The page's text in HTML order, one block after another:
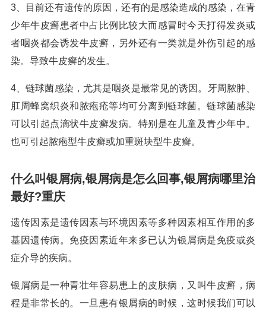
3、目前还有遗传的原因，还有的是感染造成的感染，在青
少年牛皮癣患者中占比例比较大而感冒时今天打得发炎或
者咽炎都会诱发牛皮癣，另外还有一类就是外伤引起的感
染。导致牛皮癣的发生。
4、链球菌感染，尤其是咽炎是最常见的诱因。牙周脓肿、
肛周蜂窝织炎和脓疱疮等均可分离到链球菌。链球菌感染
可以引起点滴状牛皮癣发病。特别是在儿童及青少年中。
也可引起脓疱型牛皮癣或加重斑块型牛皮癣。
什么叫银屑病,银屑病是怎么回事,银屑病哪里治
最好?重庆
遗传因素是遗传因素与环境因素等多种因素相互作用的多
基因遗传病。免疫因素近年来多已认为银屑病是免疫或炎
症介导的疾病。
银屑病是一种青壮年容易患上的皮肤病，又叫牛皮癣，病
程是非常长的。一旦患有银屑病的时候，这时候我们可以